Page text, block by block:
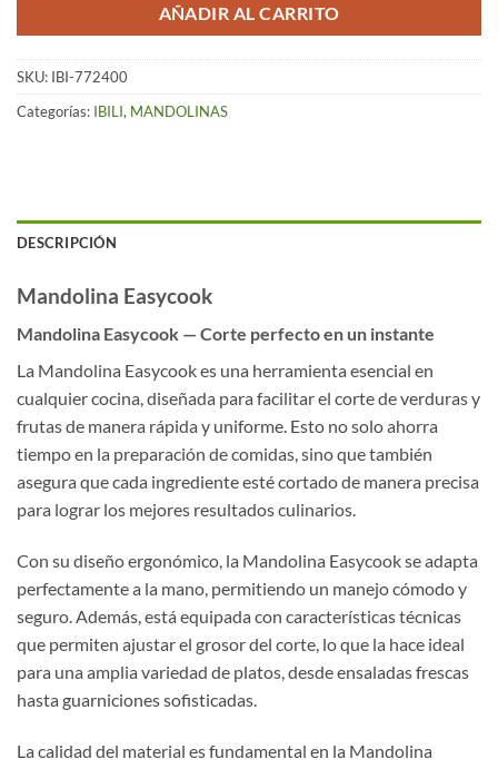
AÑADIR AL CARRITO
SKU: IBI-772400
Categorías: IBILI, MANDOLINAS
DESCRIPCIÓN
Mandolina Easycook
Mandolina Easycook — Corte perfecto en un instante
La Mandolina Easycook es una herramienta esencial en
cualquier cocina, diseñada para facilitar el corte de verduras y
frutas de manera rápida y uniforme. Esto no solo ahorra
tiempo en la preparación de comidas, sino que también
asegura que cada ingrediente esté cortado de manera precisa
para lograr los mejores resultados culinarios.
Con su diseño ergonómico, la Mandolina Easycook se adapta
perfectamente a la mano, permitiendo un manejo cómodo y
seguro. Además, está equipada con características técnicas
que permiten ajustar el grosor del corte, lo que la hace ideal
para una amplia variedad de platos, desde ensaladas frescas
hasta guarniciones sofisticadas.
La calidad del material es fundamental en la Mandolina